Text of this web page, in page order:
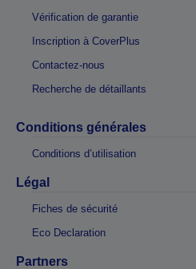
Vérification de garantie
Inscription à CoverPlus
Contactez-nous
Recherche de détaillants
Conditions générales
Conditions d’utilisation
Légal
Fiches de sécurité
Eco Declaration
Partners